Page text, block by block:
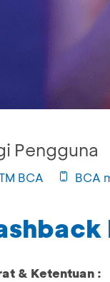
Pengguna
BCA BCA
& Ketentuan :